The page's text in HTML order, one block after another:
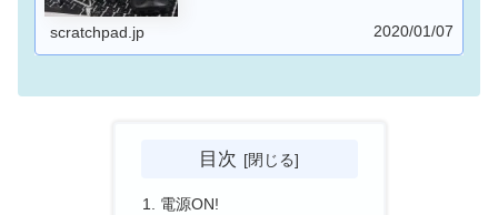
タブレットを購入する際にはBanggoodも選択肢に
scratchpad.jp 2020/01/07
目次
電源ON!